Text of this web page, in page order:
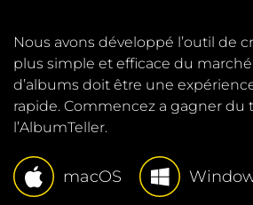
Nous avons développé l’outil de
plus simple et efficace du
d’albums doit être une
rapide. Commencez a gagner du
l’AlbumTeller.
macOS